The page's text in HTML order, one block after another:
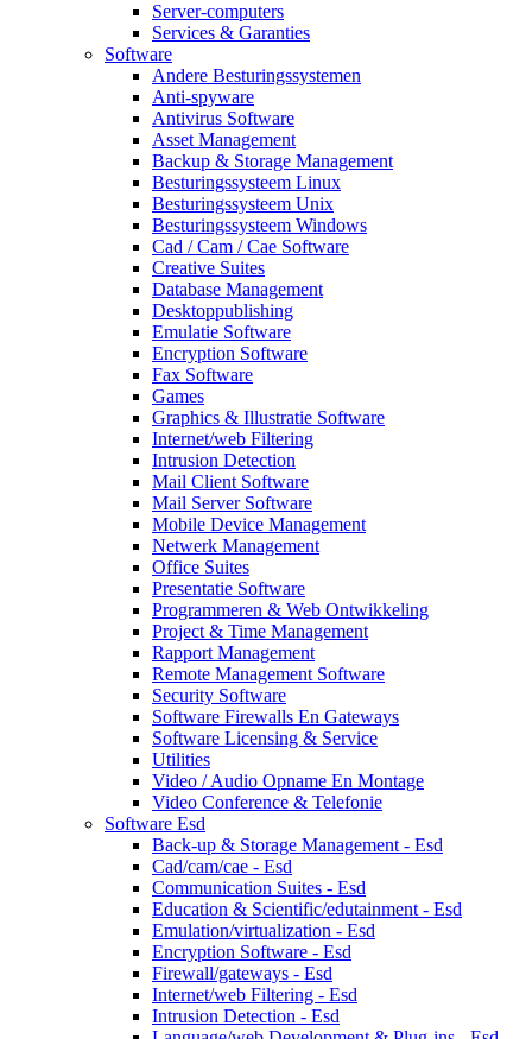
Server-computers
Services & Garanties
Software
Andere Besturingssystemen
Anti-spyware
Antivirus Software
Asset Management
Backup & Storage Management
Besturingssysteem Linux
Besturingssysteem Unix
Besturingssysteem Windows
Cad / Cam / Cae Software
Creative Suites
Database Management
Desktoppublishing
Emulatie Software
Encryption Software
Fax Software
Games
Graphics & Illustratie Software
Internet/web Filtering
Intrusion Detection
Mail Client Software
Mail Server Software
Mobile Device Management
Netwerk Management
Office Suites
Presentatie Software
Programmeren & Web Ontwikkeling
Project & Time Management
Rapport Management
Remote Management Software
Security Software
Software Firewalls En Gateways
Software Licensing & Service
Utilities
Video / Audio Opname En Montage
Video Conference & Telefonie
Software Esd
Back-up & Storage Management - Esd
Cad/cam/cae - Esd
Communication Suites - Esd
Education & Scientific/edutainment - Esd
Emulation/virtualization - Esd
Encryption Software - Esd
Firewall/gateways - Esd
Internet/web Filtering - Esd
Intrusion Detection - Esd